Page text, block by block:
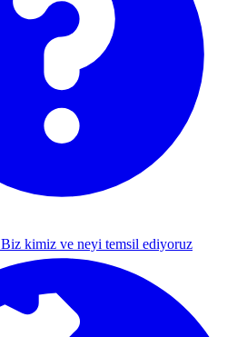
Biz kimiz ve neyi temsil ediyoruz